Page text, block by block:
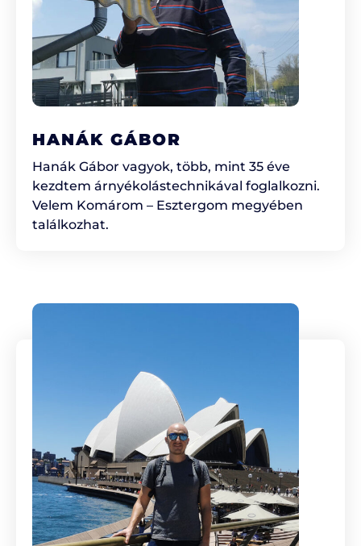
HANÁK GÁBOR
Hanák Gábor vagyok, több, mint 35 éve
kezdtem árnyékolástechnikával foglalkozni.
Velem Komárom – Esztergom megyében
találkozhat.